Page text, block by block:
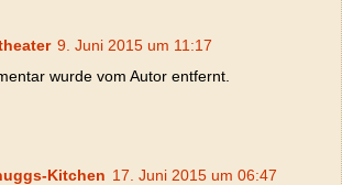
9. Juni 2015 um 11:17
wurde vom Autor entfernt.
Kitchen 17. Juni 2015 um 06:47